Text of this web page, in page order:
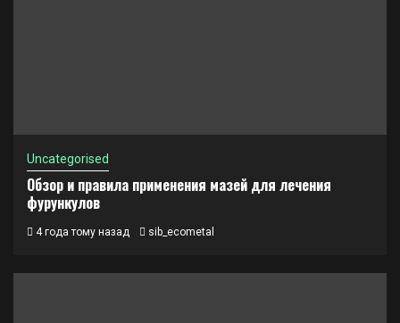
Uncategorised
Обзор и правила применения мазей для лечения
фурункулов
4 года тому назад sib_ecometal